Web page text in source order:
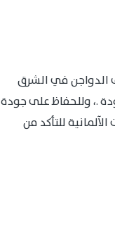
الدواجن في الشرق
.، وللحفاظ على جودة
للتأكد من